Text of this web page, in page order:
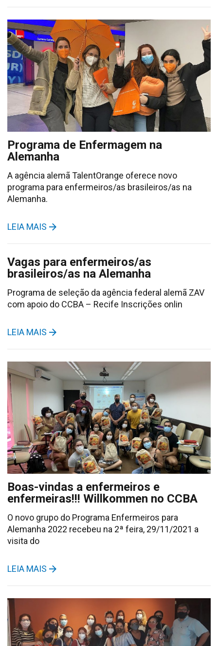
Programa de Enfermagem na
Alemanha
A agência alemã TalentOrange oferece novo
programa para enfermeiros/as brasileiros/as na
Alemanha.
LEIA MAIS
Vagas para enfermeiros/as
brasileiros/as na Alemanha
Programa de seleção da agência federal alemã ZAV
com apoio do CCBA – Recife Inscrições onlin
LEIA MAIS
Boas-vindas a enfermeiros e
enfermeiras!!! Willkommen no CCBA
O novo grupo do Programa Enfermeiros para
Alemanha 2022 recebeu na 2ª feira, 29/11/2021 a
visita do
LEIA MAIS